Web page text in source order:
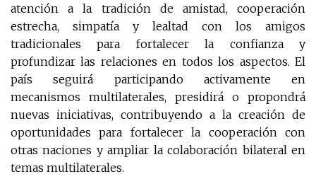
atención a la tradición de amistad, cooperación
estrecha, simpatía y lealtad con los amigos
tradicionales para fortalecer la confianza y
profundizar las relaciones en todos los aspectos. El
país seguirá participando activamente en
mecanismos multilaterales, presidirá o propondrá
nuevas iniciativas, contribuyendo a la creación de
oportunidades para fortalecer la cooperación con
otras naciones y ampliar la colaboración bilateral en
temas multilaterales.